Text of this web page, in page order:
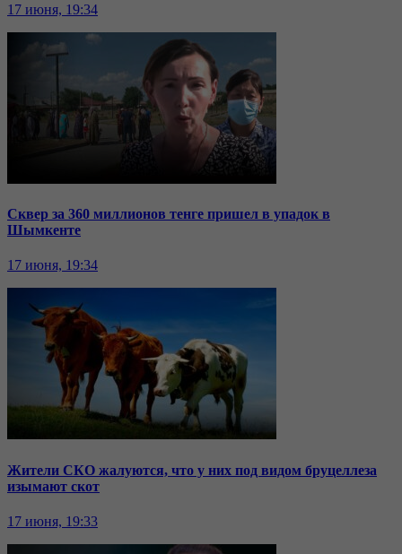
17 июня, 19:34
Сквер за 360 миллионов тенге пришел в упадок в
Шымкенте
17 июня, 19:34
Жители СКО жалуются, что у них под видом бруцеллеза
изымают скот
17 июня, 19:33